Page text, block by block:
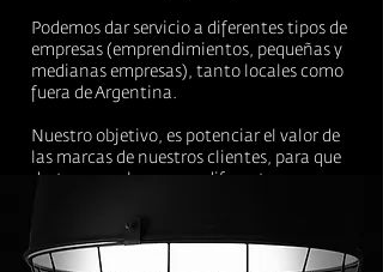
Podemos dar servicio a diferentes tipos de
empresas (emprendimientos, pequeñas y
medianas empresas), tanto locales como
fuera de Argentina.
Nuestro objetivo, es potenciar el valor de
las marcas de nuestros clientes, para que
destaquen y logren ser diferentes.